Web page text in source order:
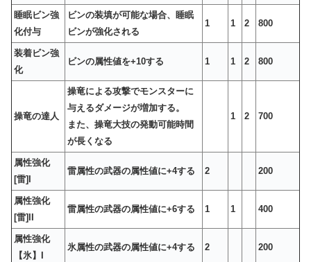
睡眠ビン強
化付与
ビンの装填が可能な場合、睡眠
ビンが強化される
1 1 2 800
装着ビン強
化
ビンの属性値を+10する 1 1 2 800
操竜の達人
操竜による攻撃でモンスターに
与えるダメージが増加する。
また、操竜大技の発動可能時間
が長くなる
1 2 700
属性強化
[雷]I
雷属性の武器の属性値に+4する 2 200
属性強化
[雷]II
雷属性の武器の属性値に+6する 1 1 400
属性強化
【氷】I
氷属性の武器の属性値に+4する 2 200